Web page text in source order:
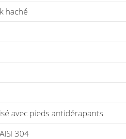
haché
avec pieds antidérapants
304